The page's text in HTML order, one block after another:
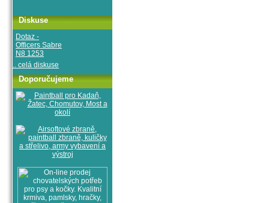
Diskuse
Dotaz -
Officers Sabre
N8 1253
.. celá diskuse
Doporučujeme